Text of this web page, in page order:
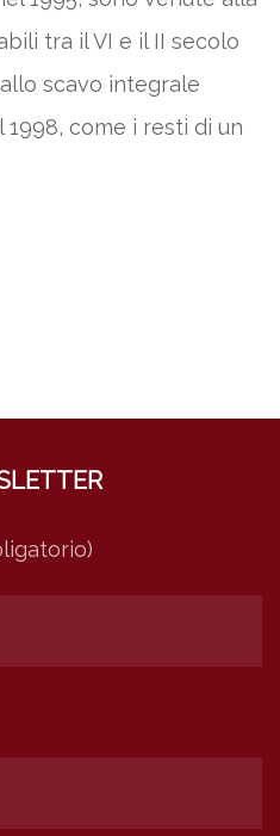
tra il VI e il II secolo
scavo integrale
come i resti di un